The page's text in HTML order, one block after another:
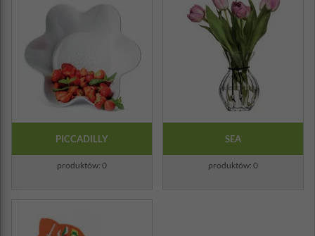
PICCADILLY
produktów: 0
SEA
produktów: 0